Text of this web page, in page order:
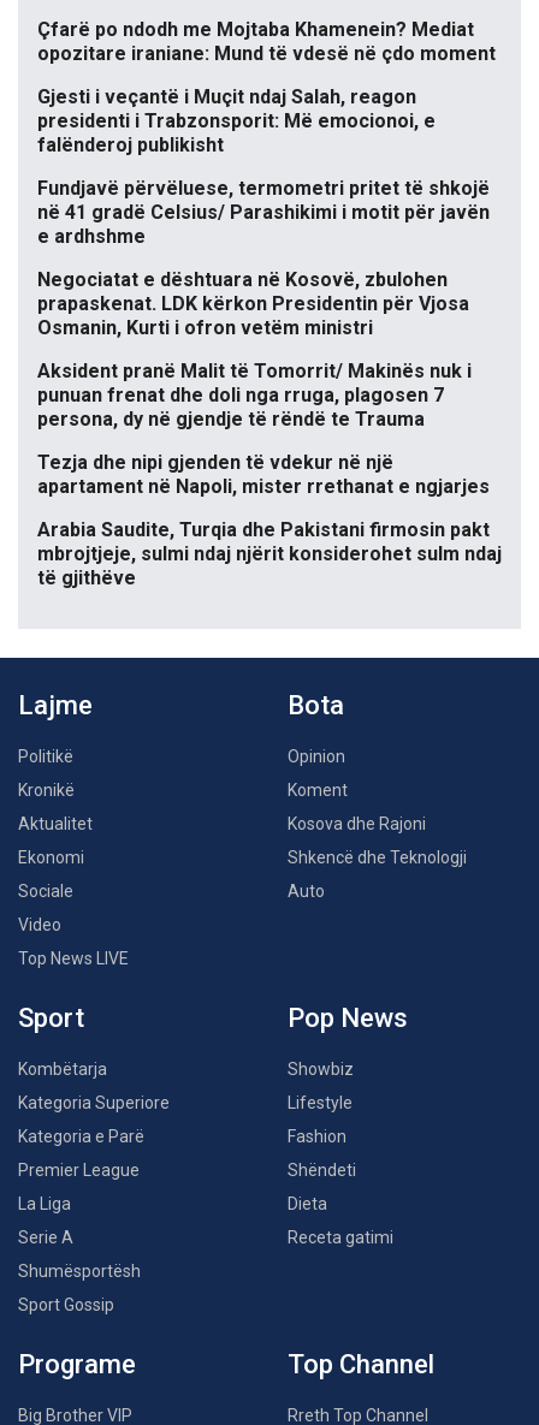
Çfarë po ndodh me Mojtaba Khamenein? Mediat
opozitare iraniane: Mund të vdesë në çdo moment
Gjesti i veçantë i Muçit ndaj Salah, reagon
presidenti i Trabzonsporit: Më emocionoi, e
falënderoj publikisht
Fundjavë përvëluese, termometri pritet të shkojë
në 41 gradë Celsius/ Parashikimi i motit për javën
e ardhshme
Negociatat e dështuara në Kosovë, zbulohen
prapaskenat. LDK kërkon Presidentin për Vjosa
Osmanin, Kurti i ofron vetëm ministri
Aksident pranë Malit të Tomorrit/ Makinës nuk i
punuan frenat dhe doli nga rruga, plagosen 7
persona, dy në gjendje të rëndë te Trauma
Tezja dhe nipi gjenden të vdekur në një
apartament në Napoli, mister rrethanat e ngjarjes
Arabia Saudite, Turqia dhe Pakistani firmosin pakt
mbrojtjeje, sulmi ndaj njërit konsiderohet sulm ndaj
të gjithëve
Lajme
Politikë
Kronikë
Aktualitet
Ekonomi
Sociale
Video
Top News LIVE
Bota
Opinion
Koment
Kosova dhe Rajoni
Shkencë dhe Teknologji
Auto
Sport
Kombëtarja
Kategoria Superiore
Kategoria e Parë
Premier League
La Liga
Serie A
Shumësportësh
Sport Gossip
Pop News
Showbiz
Lifestyle
Fashion
Shëndeti
Dieta
Receta gatimi
Programe
Big Brother VIP
Top Channel
Rreth Top Channel